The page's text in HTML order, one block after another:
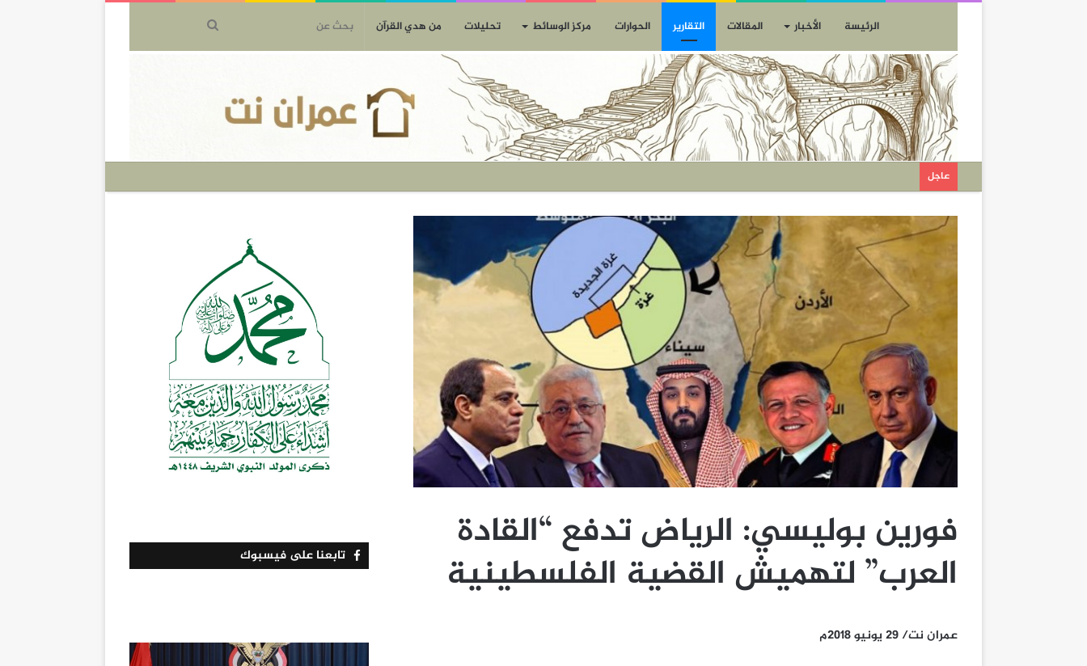
الرئيسة الأخبار المقالات التقارير الحوارات مركز الوسائط تحليلات من هدي القرآن
عاجل
فورين بوليسي: الرياض تدفع “القادة
العرب” لتهميش القضية الفلسطينية
عمران نت/ 29 يونيو 2018م
تابعنا على فيسبوك